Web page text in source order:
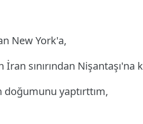
New York'a,
İran sınırından Nişantaşı'na
doğumunu yaptırttım,